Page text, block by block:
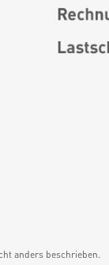
anders beschrieben.